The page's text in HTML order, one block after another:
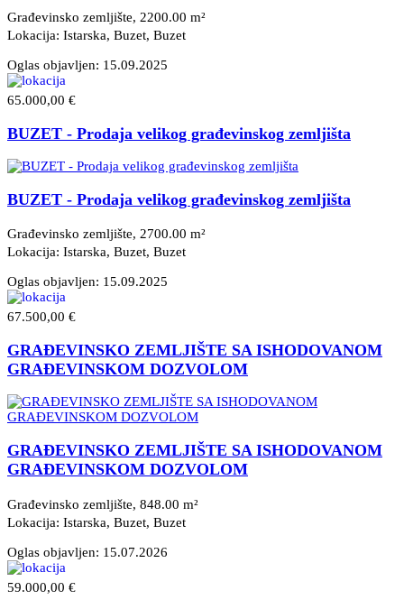
Građevinsko zemljište, 2200.00 m²
Lokacija: Istarska, Buzet, Buzet
Oglas objavljen: 15.09.2025
65.000,00 €
BUZET - Prodaja velikog građevinskog zemljišta
BUZET - Prodaja velikog građevinskog zemljišta
Građevinsko zemljište, 2700.00 m²
Lokacija: Istarska, Buzet, Buzet
Oglas objavljen: 15.09.2025
67.500,00 €
GRAĐEVINSKO ZEMLJIŠTE SA ISHODOVANOM
GRAĐEVINSKOM DOZVOLOM
GRAĐEVINSKO ZEMLJIŠTE SA ISHODOVANOM
GRAĐEVINSKOM DOZVOLOM
Građevinsko zemljište, 848.00 m²
Lokacija: Istarska, Buzet, Buzet
Oglas objavljen: 15.07.2026
59.000,00 €